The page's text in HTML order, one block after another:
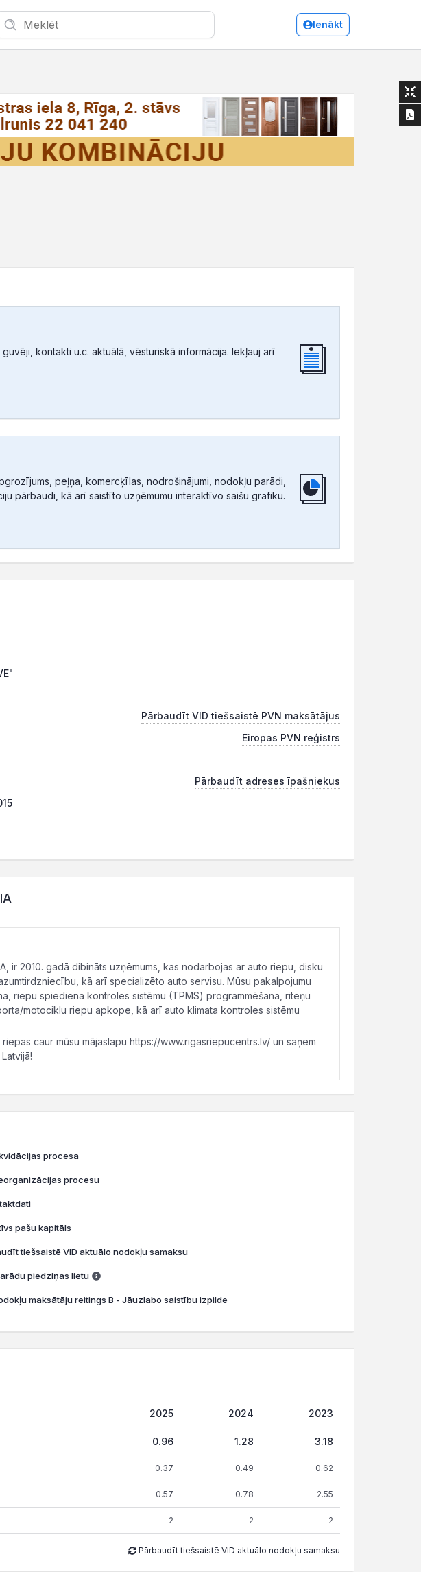
Ienākt
kontakti u.c. aktuālā, vēsturiskā informācija. Iekļauj arī
peļņa, komercķīlas, nodrošinājumi, nodokļu parādi,
pārbaudi, kā arī saistīto uzņēmumu interaktīvo saišu grafiku.
Pārbaudīt VID tiešsaistē PVN maksātājus
Eiropas PVN reģistrs
Pārbaudīt adreses īpašniekus
ir 2010. gadā dibināts uzņēmums, kas nodarbojas ar auto riepu, disku
kā arī specializēto auto servisu. Mūsu pakalpojumu
riepu spiediena kontroles sistēmu (TPMS) programmēšana, riteņu
motociklu riepu apkope, kā arī auto klimata kontroles sistēmu
caur mūsu mājaslapu https://www.rigasriepucentrs.lv/ un saņem
procesa
procesu
pašu kapitāls
tiešsaistē VID aktuālo nodokļu samaksu
piedziņas lietu
maksātāju reitings B - Jāuzlabo saistību izpilde
2025 2024 2023
0.96 1.28 3.18
0.37 0.49 0.62
0.57 0.78 2.55
2 2 2
Pārbaudīt tiešsaistē VID aktuālo nodokļu samaksu